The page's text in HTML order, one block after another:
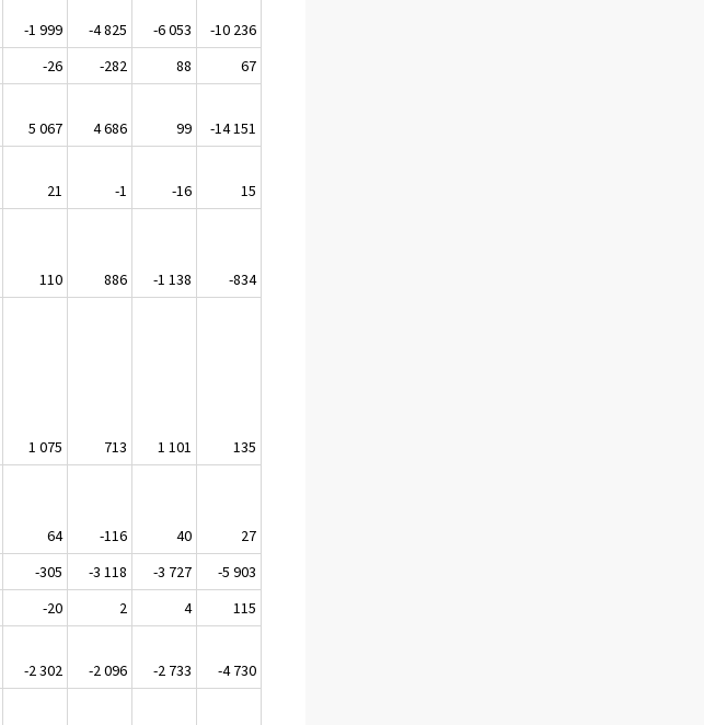
-1 999 -4 825 -6 053
-10 236
-26 -282 88
67
5 067 4 686 99
-14 151
21 -1 -16
15
110 886 -1 138
-834
1 075 713 1 101
135
64 -116 40
27
-305 -3 118 -3 727
-5 903
-20 2 4
115
-2 302 -2 096 -2 733
-4 730